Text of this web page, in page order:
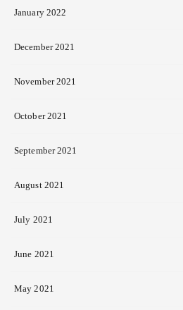
January 2022
December 2021
November 2021
October 2021
September 2021
August 2021
July 2021
June 2021
May 2021